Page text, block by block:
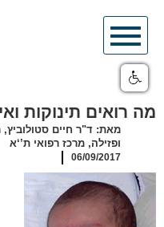
Skip
content
מה רואים תינוקות
מאת: ד"ר חיים סטולוביץ,
ופזילה, מרכז רפואי ת’‘א
06/09/2017